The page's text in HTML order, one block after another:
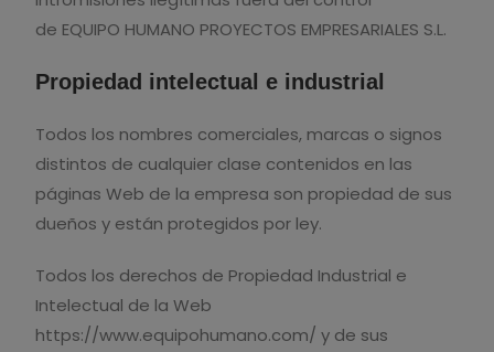
de EQUIPO HUMANO PROYECTOS EMPRESARIALES S.L.
Propiedad intelectual e industrial
Todos los nombres comerciales, marcas o signos
distintos de cualquier clase contenidos en las
páginas Web de la empresa son propiedad de sus
dueños y están protegidos por ley.
Todos los derechos de Propiedad Industrial e
Intelectual de la Web
https://www.equipohumano.com/ y de sus